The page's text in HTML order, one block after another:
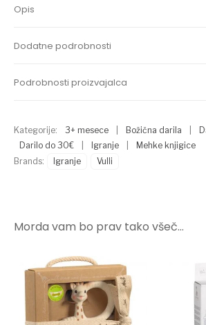
Kategorije: 3+ mesece Božična darila
Darilo do 30€
Igranje
Mehke knjigice
Brands:
Igranje Vulli
Opis
Dodatne podrobnosti
Podrobnosti proizvajalca
Morda vam bo prav tako všeč…